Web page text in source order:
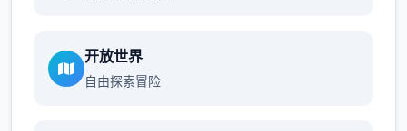
开放世界
自由探索冒险